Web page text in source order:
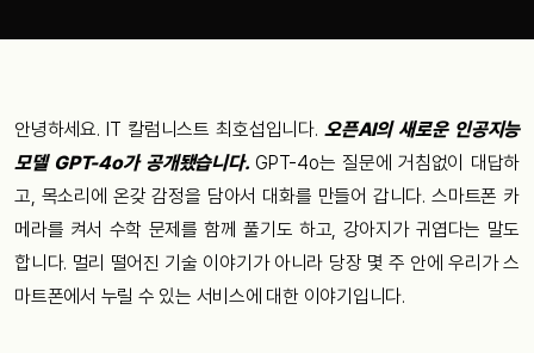
안녕하세요. IT 칼럼니스트 최호섭입니다. 오픈AI의 새로운 인공지능
모델 GPT-4o가 공개됐습니다. GPT-4o는 질문에 거침없이 대답하
고, 목소리에 온갖 감정을 담아서 대화를 만들어 갑니다. 스마트폰 카
메라를 켜서 수학 문제를 함께 풀기도 하고, 강아지가 귀엽다는 말도
합니다. 멀리 떨어진 기술 이야기가 아니라 당장 몇 주 안에 우리가 스
마트폰에서 누릴 수 있는 서비스에 대한 이야기입니다.